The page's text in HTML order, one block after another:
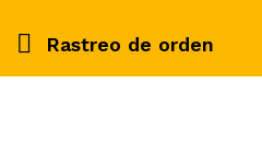
Rastreo de orden